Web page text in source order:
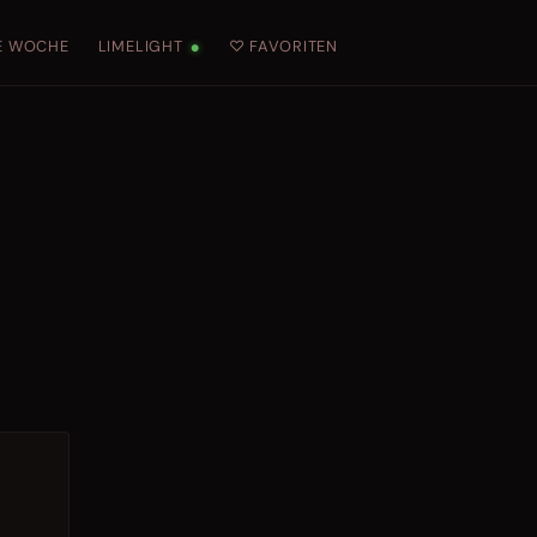
WOCHE LIMELIGHT ● ♡ FAVORITEN